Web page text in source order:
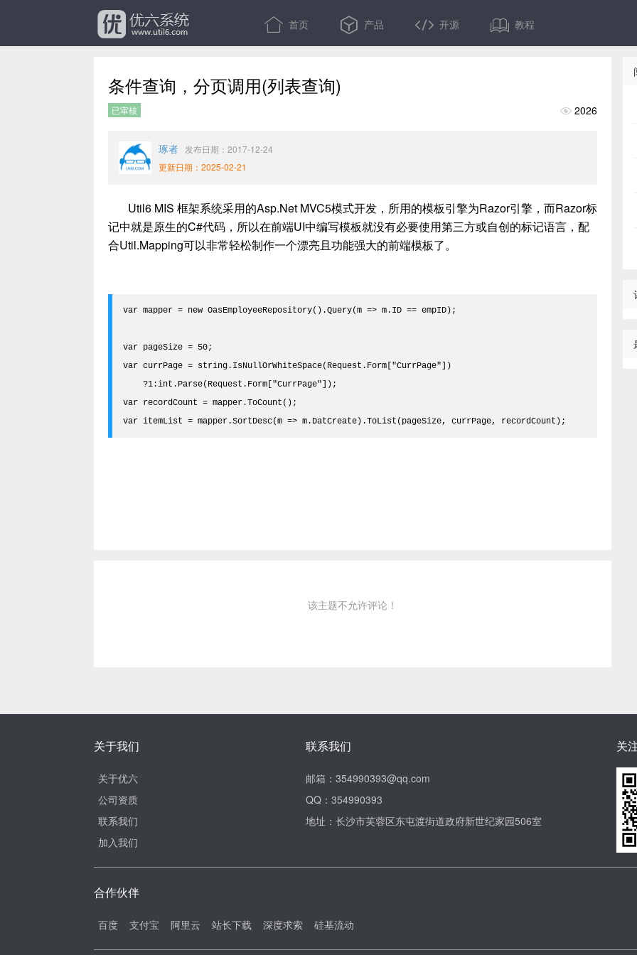
首页 产品 开源 教程
条件查询，分页调用(列表查询)
已审核  2026
琢者 发布日期：2017-12-24
更新日期：2025-02-21
Util6 MIS 框架系统采用的Asp.Net MVC5模式开发，所用的模板引擎为Razor引擎，而Razor标
记中就是原生的C#代码，所以在前端UI中编写模板就没有必要使用第三方或自创的标记语言，配
合Util.Mapping可以非常轻松制作一个漂亮且功能强大的前端模板了。
var mapper = new OasEmployeeRepository().Query(m => m.ID == empID);
var pageSize = 50;
var currPage = string.IsNullOrWhiteSpace(Request.Form["CurrPage"])
?1:int.Parse(Request.Form["CurrPage"]);
var recordCount = mapper.ToCount();
var itemList = mapper.SortDesc(m => m.DatCreate).ToList(pageSize, currPage, recordCount);
该主题不允许评论！
关于我们
关于优六
公司资质
联系我们
加入我们
联系我们
邮箱：354990393@qq.com
QQ：354990393
地址：长沙市芙蓉区东屯渡街道政府新世纪家园506室
关
合作伙伴
百度 支付宝 阿里云 站长下载 深度求索 硅基流动